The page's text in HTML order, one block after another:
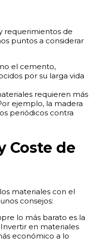
requerimientos de
puntos a considerar
el cemento,
por su larga vida
requieren más
ejemplo, la madera
periódicos contra
Coste de
materiales con el
consejos:
lo más barato es la
en materiales
económico a lo